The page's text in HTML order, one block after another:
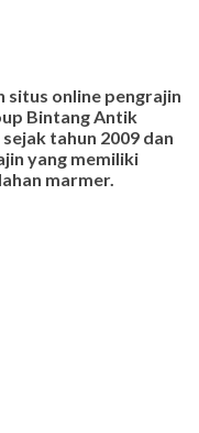
situs online pengrajin
Bintang Antik
tahun 2009 dan
yang memiliki
marmer.